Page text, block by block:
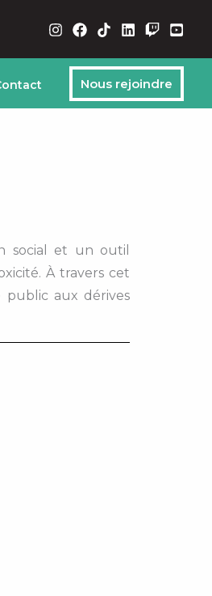
Nous rejoindre
social et un outil
À travers cet
public aux dérives